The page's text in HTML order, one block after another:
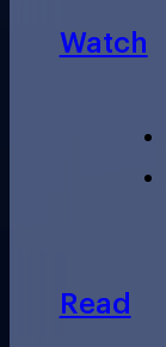
Watch
Read